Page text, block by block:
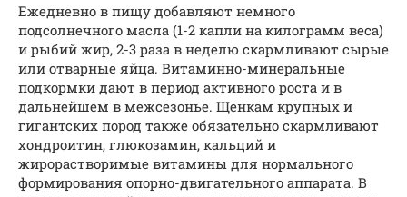
Ежедневно в пищу добавляют немного
подсолнечного масла (1-2 капли на килограмм веса)
и рыбий жир, 2-3 раза в неделю скармливают сырые
или отварные яйца. Витаминно-минеральные
подкормки дают в период активного роста и в
дальнейшем в межсезонье. Щенкам крупных и
гигантских пород также обязательно скармливают
хондроитин, глюкозамин, кальций и
жирорастворимые витамины для нормального
формирования опорно-двигательного аппарата. В